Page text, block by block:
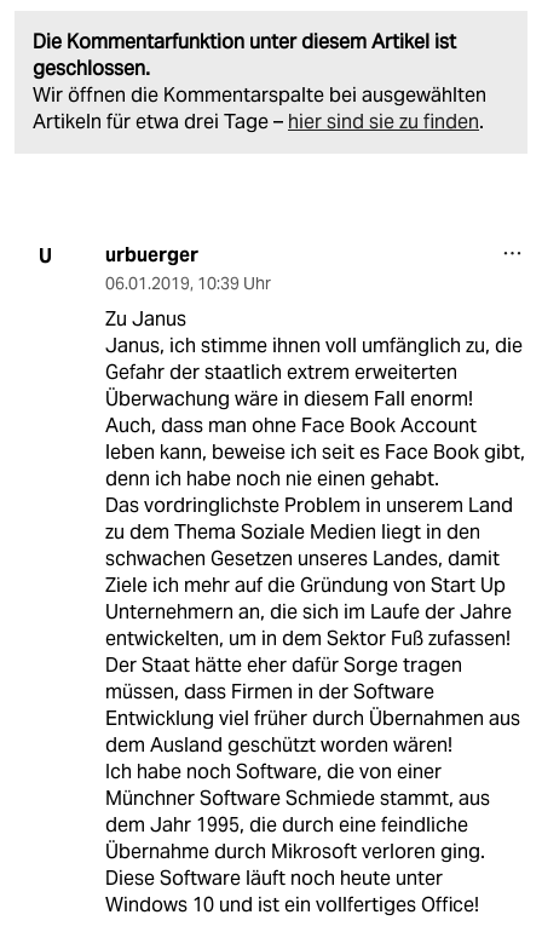
Die Kommentarfunktion unter diesem Artikel ist
geschlossen.
Wir öffnen die Kommentarspalte bei ausgewählten
Artikeln für etwa drei Tage – hier sind sie zu finden.
U urbuerger
06.01.2019, 10:39 Uhr
Zu Janus
Janus, ich stimme ihnen voll umfänglich zu, die
Gefahr der staatlich extrem erweiterten
Überwachung wäre in diesem Fall enorm!
Auch, dass man ohne Face Book Account
leben kann, beweise ich seit es Face Book gibt,
denn ich habe noch nie einen gehabt.
Das vordringlichste Problem in unserem Land
zu dem Thema Soziale Medien liegt in den
schwachen Gesetzen unseres Landes, damit
Ziele ich mehr auf die Gründung von Start Up
Unternehmern an, die sich im Laufe der Jahre
entwickelten, um in dem Sektor Fuß zufassen!
Der Staat hätte eher dafür Sorge tragen
müssen, dass Firmen in der Software
Entwicklung viel früher durch Übernahmen aus
dem Ausland geschützt worden wären!
Ich habe noch Software, die von einer
Münchner Software Schmiede stammt, aus
dem Jahr 1995, die durch eine feindliche
Übernahme durch Mikrosoft verloren ging.
Diese Software läuft noch heute unter
Windows 10 und ist ein vollfertiges Office!